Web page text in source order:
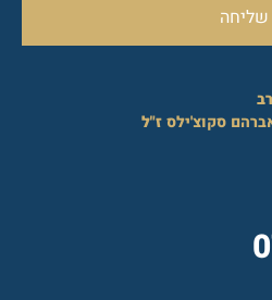
שליחה
סקוצ'ילסז"ל